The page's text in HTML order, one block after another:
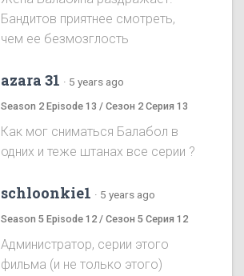
Бандитов приятнее смотреть,
чем ее безмозглость
azara 31 · 5 years ago
Season 2 Episode 13 / Сезон 2 Серия 13
Как мог сниматься Балабол в
одних и теже штанах все серии ?
schloonkie1 · 5 years ago
Season 5 Episode 12 / Сезон 5 Серия 12
Администратор, серии этого
фильма (и не только этого)